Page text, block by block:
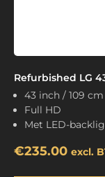
Refurbished LG
43 inch / 109 cm
Full HD
Met LED-
€235.00 excl.